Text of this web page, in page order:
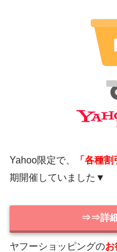
Yahoo限定で、 「各種
期開催していました▼
⇒⇒詳細
ヤフーショッピングのお